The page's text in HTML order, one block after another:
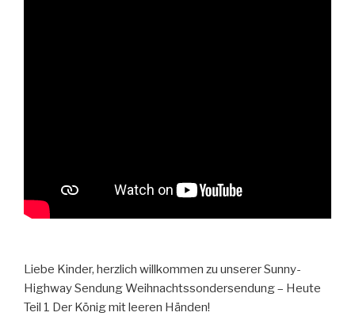
Liebe Kinder, herzlich willkommen zu unserer Sunny-
Highway Sendung Weihnachtssondersendung – Heute
Teil 1 Der König mit leeren Händen!